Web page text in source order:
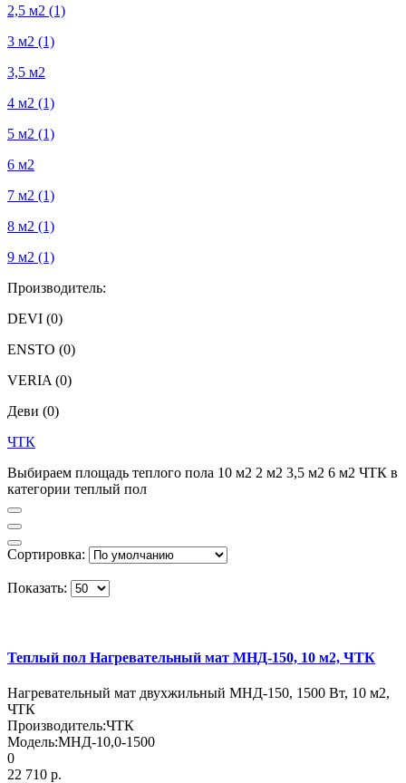
2,5 м2 (1)
3 м2 (1)
3,5 м2
4 м2 (1)
5 м2 (1)
6 м2
7 м2 (1)
8 м2 (1)
9 м2 (1)
Производитель:
DEVI (0)
ENSTO (0)
VERIA(0)
Деви (0)
ЧТК
Выбираем площадь теплого пола 10 м2 2 м2 3,5 м2 6 м2 ЧТК в
категории теплый пол
Сортировка:
Показать:
Теплый пол Нагревательный мат МНД-150, 10 м2, ЧТК
Нагревательный мат двухжильный МНД-150, 1500 Вт, 10 м2,
ЧТК
Производитель:ЧТК
Модель:МНД-10,0-1500
0
22 710 р.